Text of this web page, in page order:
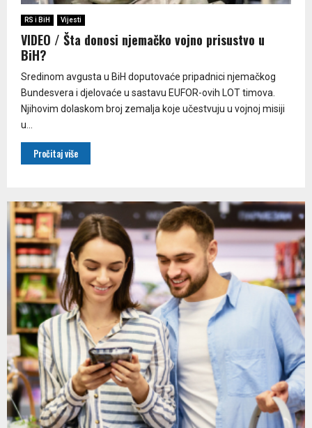
RS i BiH Vijesti
VIDEO / Šta donosi njemačko vojno prisustvo u
BiH?
Sredinom avgusta u BiH doputovaće pripadnici njemačkog
Bundesvera i djelovaće u sastavu EUFOR-ovih LOT timova.
Njihovim dolaskom broj zemalja koje učestvuju u vojnoj misiji
u...
Pročitaj više